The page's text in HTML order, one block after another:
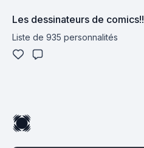
Les dessinateurs de comics!!
Liste de 935 personnalités